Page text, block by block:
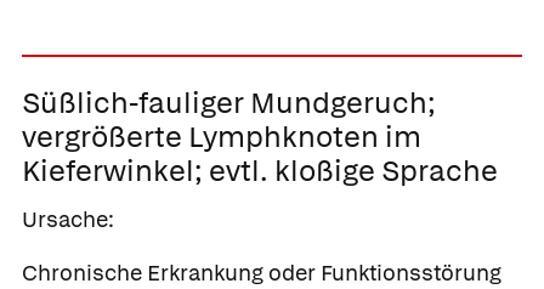
Süßlich-fauliger Mundgeruch;
vergrößerte Lymphknoten im
Kieferwinkel; evtl. kloßige Sprache
Ursache:
Chronische Erkrankung oder Funktionsstörung